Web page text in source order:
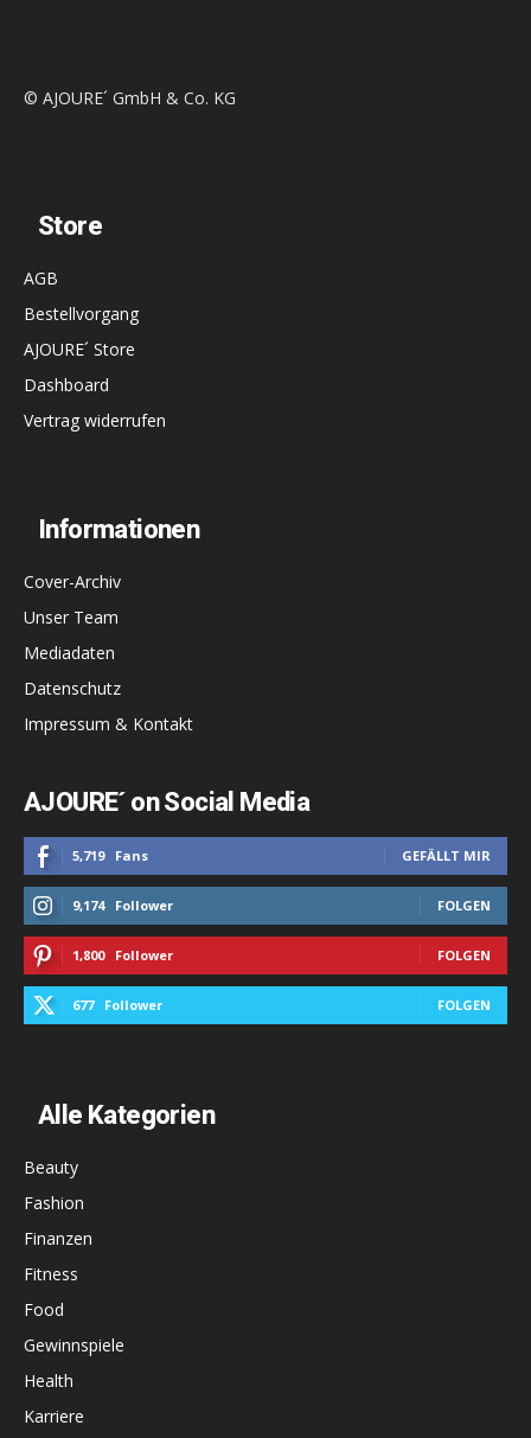
© AJOURE´ GmbH & Co. KG
Store
AGB
Bestellvorgang
AJOURE´ Store
Dashboard
Vertrag widerrufen
Informationen
Cover-Archiv
Unser Team
Mediadaten
Datenschutz
Impressum & Kontakt
AJOURE´ on Social Media
5,719 Fans GEFÄLLT MIR
9,174 Follower FOLGEN
1,800 Follower FOLGEN
677 Follower FOLGEN
Alle Kategorien
Beauty
Fashion
Finanzen
Fitness
Food
Gewinnspiele
Health
Karriere